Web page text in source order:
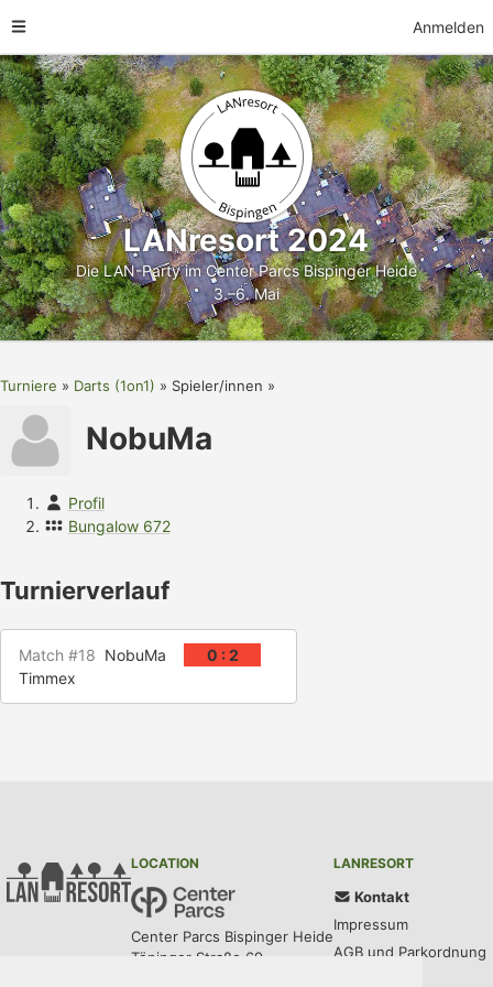
Anmelden
LANresort 2024
Die LAN-Party im Center Parcs Bispinger Heide
3.–6. Mai
Turniere Darts (1on1) Spieler/innen
NobuMa
Profil
Bungalow 672
Turnierverlauf
Match #18 NobuMa
0 : 2
Timmex
LOCATION
Center Parcs Bispinger Heide
Töpinger Straße 69
LANRESORT
Kontakt
Impressum
AGB und Parkordnung